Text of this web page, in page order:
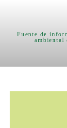
Fuente de
ambiental